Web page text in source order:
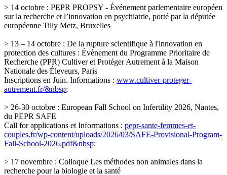
> 14 octobre : PEPR PROPSY - Événement parlementaire européen
sur la recherche et l’innovation en psychiatrie, porté par la députée
européenne Tilly Metz, Bruxelles
> 13 – 14 octobre : De la rupture scientifique à l'innovation en
protection des cultures : Évènement du Programme Prioritaire de
Recherche (PPR) Cultiver et Protéger Autrement à la Maison
Nationale des Éleveurs, Paris
Inscriptions en Juin. Informations : www.cultiver-proteger-
autrement.fr/&nbsp;
> 26-30 octobre : European Fall School on Infertility 2026, Nantes,
du PEPR SAFE
Call for applications et Informations : pepr-sante-femmes-et-
couples.fr/wp-content/uploads/2026/03/SAFE-Provisional-Program-
Fall-School-2026.pdf&nbsp;
> 17 novembre : Colloque Les méthodes non animales dans la
recherche pour la biologie et la santé